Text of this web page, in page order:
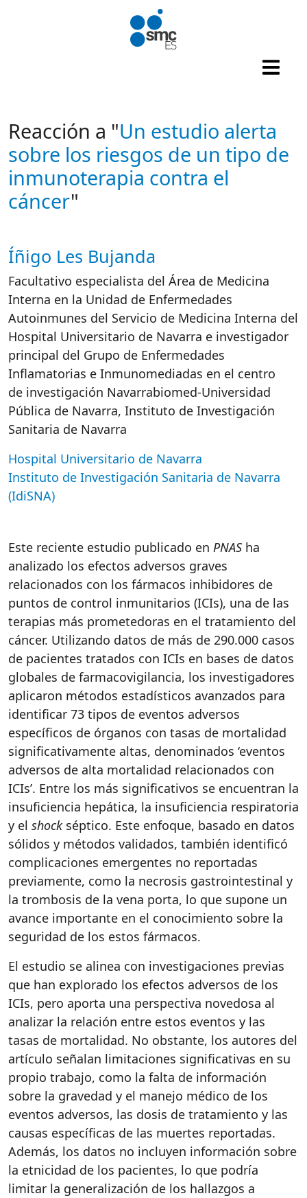
Pasar al contenido principal
Reacción a "Un estudio alerta
sobre los riesgos de un tipo de
inmunoterapia contra el
cáncer"
Autor/es reacciones
Íñigo Les Bujanda
Facultativo especialista del Área de Medicina
Interna en la Unidad de Enfermedades
Autoinmunes del Servicio de Medicina Interna del
Hospital Universitario de Navarra e investigador
principal del Grupo de Enfermedades
Inflamatorias e Inmunomediadas en el centro
de investigación Navarrabiomed-Universidad
Pública de Navarra, Instituto de Investigación
Sanitaria de Navarra
Hospital Universitario de Navarra
Instituto de Investigación Sanitaria de Navarra
(IdiSNA)
Este reciente estudio publicado en PNAS ha
analizado los efectos adversos graves
relacionados con los fármacos inhibidores de
puntos de control inmunitarios (ICIs), una de las
terapias más prometedoras en el tratamiento del
cáncer. Utilizando datos de más de 290.000 casos
de pacientes tratados con ICIs en bases de datos
globales de farmacovigilancia, los investigadores
aplicaron métodos estadísticos avanzados para
identificar 73 tipos de eventos adversos
específicos de órganos con tasas de mortalidad
significativamente altas, denominados ‘eventos
adversos de alta mortalidad relacionados con
ICIs’. Entre los más significativos se encuentran la
insuficiencia hepática, la insuficiencia respiratoria
y el shockséptico. Este enfoque, basado en datos
sólidos y métodos validados, también identificó
complicaciones emergentes no reportadas
previamente, como la necrosis gastrointestinal y
la trombosis de la vena porta, lo que supone un
avance importante en el conocimiento sobre la
seguridad de los estos fármacos.
El estudio se alinea con investigaciones previas
que han explorado los efectos adversos de los
ICIs, pero aporta una perspectiva novedosa al
analizar la relación entre estos eventos y las
tasas de mortalidad. No obstante, los autores del
artículo señalan limitaciones significativas en su
propio trabajo, como la falta de información
sobre la gravedad y el manejo médico de los
eventos adversos, las dosis de tratamiento y las
causas específicas de las muertes reportadas.
Además, los datos no incluyen información sobre
la etnicidad de los pacientes, lo que podría
limitar la generalización de los hallazgos a